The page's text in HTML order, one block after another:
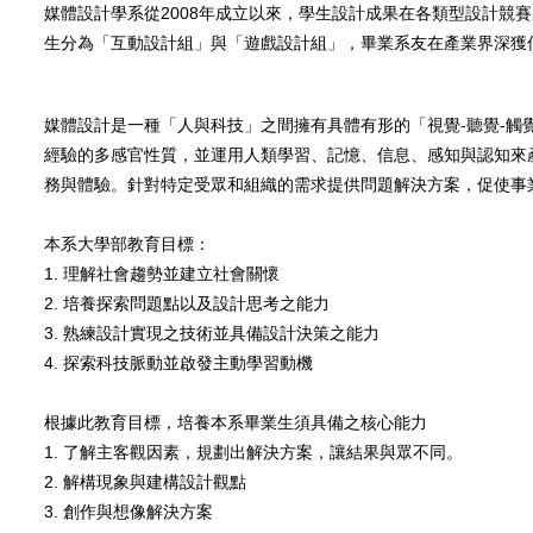
媒體設計學系從2008年成立以來，學生設計成果在各類型設計競
生分為「互動設計組」與「遊戲設計組」，畢業系友在產業界深
媒體設計是一種「人與科技」之間擁有具體有形的「視覺-聽覺-
經驗的多感官性質，並運用人類學習、記憶、信息、感知與認知
務與體驗。針對特定受眾和組織的需求提供問題解決方案，促使
本系大學部教育目標：
1. 理解社會趨勢並建立社會關懷
2. 培養探索問題點以及設計思考之能力
3. 熟練設計實現之技術並具備設計決策之能力
4. 探索科技脈動並啟發主動學習動機
根據此教育目標，培養本系畢業生須具備之核心能力
1. 了解主客觀因素，規劃出解決方案，讓結果與眾不同。
2. 解構現象與建構設計觀點
3. 創作與想像解決方案